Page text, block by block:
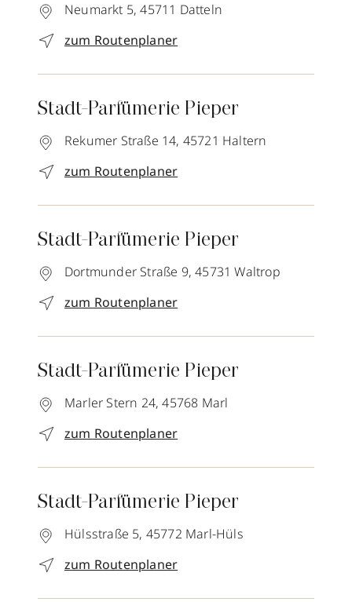
Neumarkt 5, 45711 Datteln
zum Routenplaner
Stadt-Parfümerie Pieper
Rekumer Straße 14, 45721 Haltern
zum Routenplaner
Stadt-Parfümerie Pieper
Dortmunder Straße 9, 45731 Waltrop
zum Routenplaner
Stadt-Parfümerie Pieper
Marler Stern 24, 45768 Marl
zum Routenplaner
Stadt-Parfümerie Pieper
Hülsstraße 5, 45772 Marl-Hüls
zum Routenplaner